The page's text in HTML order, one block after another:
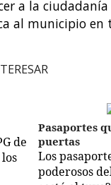
a la
al municipio en
de
Pasaportes
puertas
Los
poderosos